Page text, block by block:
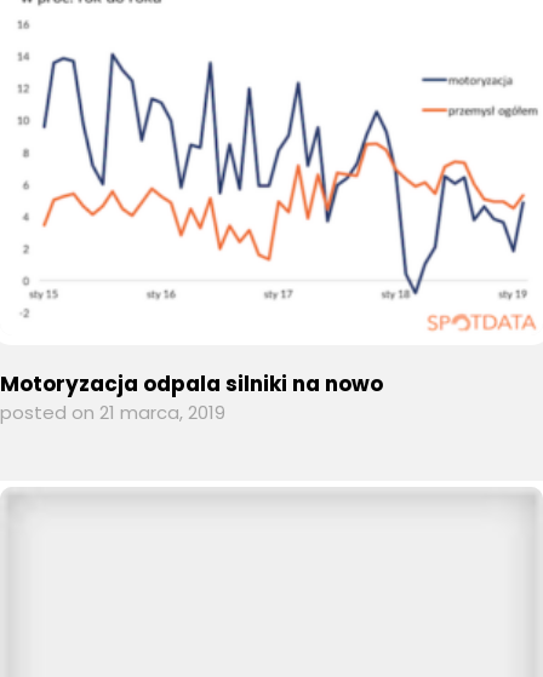
Motoryzacja odpala silniki na nowo
posted on 21 marca, 2019